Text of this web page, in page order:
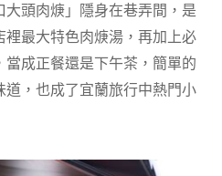
頭肉焿」隱身在巷弄間，是
最大特色肉焿湯，再加上必
成正餐還是下午茶，簡單的
，也成了宜蘭旅行中熱門小